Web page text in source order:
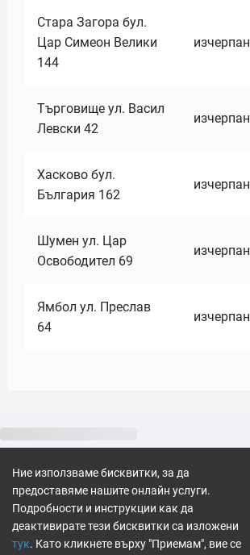
Стара Загора бул.
Цар Симеон Велики
144
изчерпан
Търговище ул. Васил
Левски 42
изчерпан
Хасково бул.
България 162
изчерпан
Шумен ул. Цар
Освободител 69
изчерпан
Ямбол ул. Преслав
64
изчерпан
Ние използваме бисквитки, за да
предоставяме нашите онлайн услуги.
Подробности и инструкции как да
деактивирате тези бисквитки са изложени
тук. Като кликнете върху "Приемам", вие се